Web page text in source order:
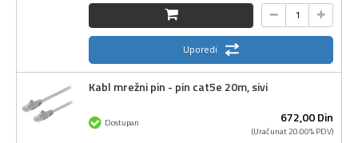
Uporedi
Kabl mrežni pin - pin cat5e 20m, sivi
672,00Din
(Uračunat 20.00% PDV)
Dostupan